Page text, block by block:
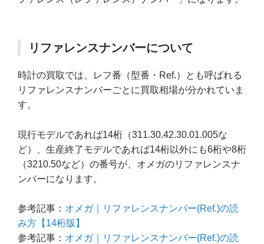
リファレンスナンバーについて
時計の買取では、レフ番（型番・Ref.）とも呼ばれる
リファレンスナンバーごとに買取相場が分かれていま
す。
現行モデルであれば14桁（311.30.42.30.01.005な
ど）、生産終了モデルであれば14桁以外にも6桁や8桁
（3210.50など）の番号が、オメガのリファレンスナ
ンバーになります。
参考記事： オメガ｜リファレンスナンバー(Ref.)の読
み方【14桁版】
参考記事： オメガ｜リファレンスナンバー(Ref.)の読